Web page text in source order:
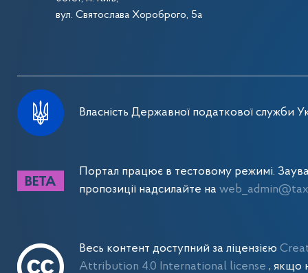
вул. Святослава Хороброго, 5а
Власність Державної податкової служби
Портал працює в тестовому режимі.
пропозиції надсилайте на
Весь контент доступний за ліцензією
Attribution 4.0 International license , якщо